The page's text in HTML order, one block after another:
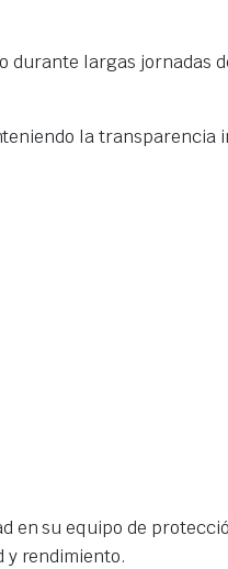
durante largas jornadas
la transparencia
en su equipo de
y rendimiento.